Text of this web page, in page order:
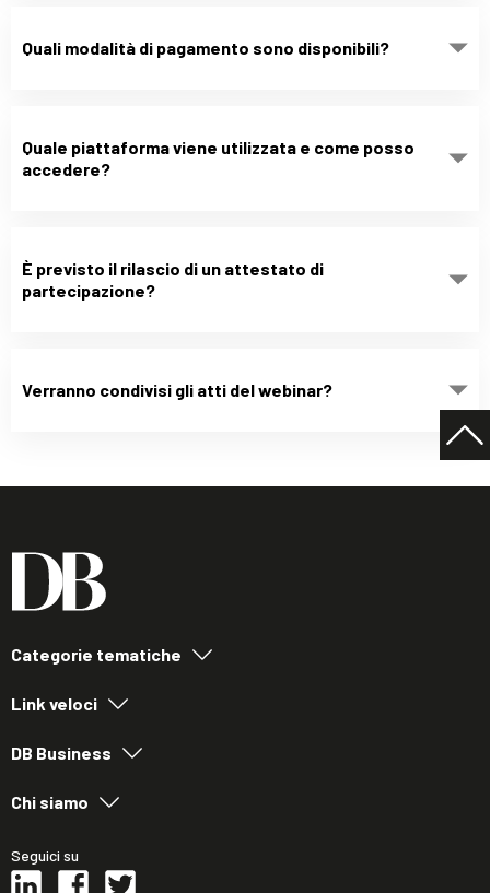
Quali modalità di pagamento sono disponibili?
Quale piattaforma viene utilizzata e come posso
accedere?
È previsto il rilascio di un attestato di
partecipazione?
Verranno condivisi gli atti del webinar?
Categorie tematiche
Link veloci
DB Business
Chi siamo
Seguici su